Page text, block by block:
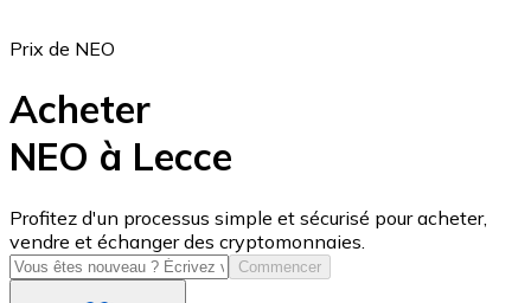
USD Coin
USDC
Prix de NEO
Acheter
NEO à Lecce
Profitez d'un processus simple et sécurisé pour acheter,
vendre et échanger des cryptomonnaies.
Commencer